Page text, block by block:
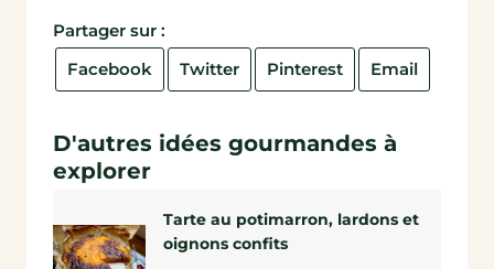
Partager sur :
Facebook
Twitter Pinterest Email
D'autres idées gourmandes à
explorer
Tarte au potimarron, lardons et
oignons confits